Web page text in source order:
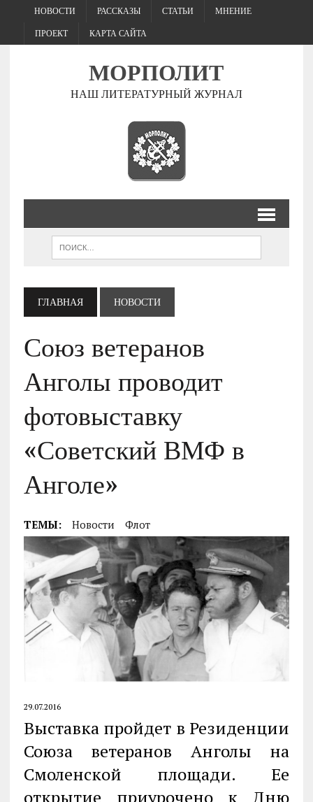
НОВОСТИ РАССКАЗЫ СТАТЬИ МНЕНИЕ
ПРОЕКТ КАРТА САЙТА
МОРПОЛИТ
НАШ ЛИТЕРАТУРНЫЙ ЖУРНАЛ
ГЛАВНАЯ НОВОСТИ
Союз ветеранов
Анголы проводит
фотовыставку
«Советский ВМФ в
Анголе»
ТЕМЫ: Новости Флот
29.07.2016
Выставка пройдет в Резиденции
Союза ветеранов Анголы на
Смоленской площади. Ее
открытие приурочено к Дню